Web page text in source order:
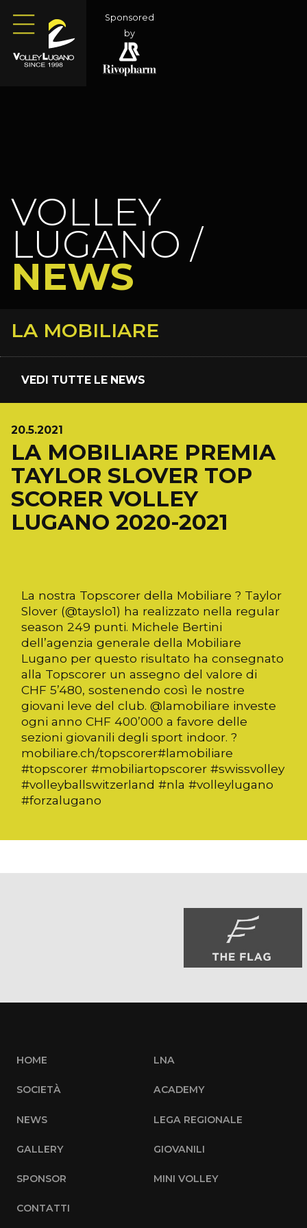
Sponsored
by
VOLLEY
LUGANO /
NEWS
LA MOBILIARE
VEDI TUTTE LE NEWS
20.5.2021
LA MOBILIARE PREMIA
TAYLOR SLOVER TOP
SCORER VOLLEY
LUGANO 2020-2021
La nostra Topscorer della Mobiliare ? Taylor
Slover (@tayslo1) ha realizzato nella regular
season 249 punti. Michele Bertini
dell’agenzia generale della Mobiliare
Lugano per questo risultato ha consegnato
alla Topscorer un assegno del valore di
CHF 5’480, sostenendo così le nostre
giovani leve del club. @lamobiliare investe
ogni anno CHF 400’000 a favore delle
sezioni giovanili degli sport indoor. ?
mobiliare.ch/topscorer#lamobiliare
#topscorer #mobiliartopscorer #swissvolley
#volleyballswitzerland #nla #volleylugano
#forzalugano
HOME
SOCIETÀ
NEWS
GALLERY
SPONSOR
CONTATTI
LNA
ACADEMY
LEGA REGIONALE
GIOVANILI
MINI VOLLEY